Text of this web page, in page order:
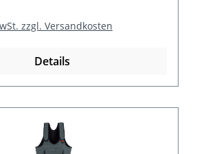
zzgl. Versandkosten
Details